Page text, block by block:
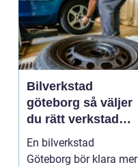
Bilverkstad
göteborg så väljer
du rätt verkstad
för din bil
En bilverkstad
Göteborg bör klara mer